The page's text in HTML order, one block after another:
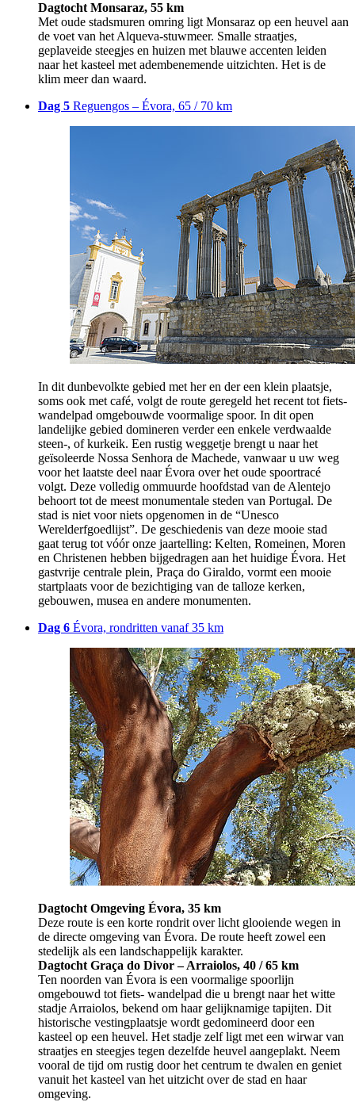
Dagtocht Monsaraz, 55 km
Met oude stadsmuren omring ligt Monsaraz op een heuvel aan
de voet van het Alqueva-stuwmeer. Smalle straatjes,
geplaveide steegjes en huizen met blauwe accenten leiden
naar het kasteel met adembenemende uitzichten. Het is de
klim meer dan waard.
Dag 5 Reguengos – Évora, 65 / 70 km
In dit dunbevolkte gebied met her en der een klein plaatsje,
soms ook met café, volgt de route geregeld het recent tot fiets-
wandelpad omgebouwde voormalige spoor. In dit open
landelijke gebied domineren verder een enkele verdwaalde
steen-, of kurkeik. Een rustig weggetje brengt u naar het
geïsoleerde Nossa Senhora de Machede, vanwaar u uw weg
voor het laatste deel naar Évora over het oude spoortracé
volgt. Deze volledig ommuurde hoofdstad van de Alentejo
behoort tot de meest monumentale steden van Portugal. De
stad is niet voor niets opgenomen in de “Unesco
Werelderfgoedlijst”. De geschiedenis van deze mooie stad
gaat terug tot vóór onze jaartelling: Kelten, Romeinen, Moren
en Christenen hebben bijgedragen aan het huidige Évora. Het
gastvrije centrale plein, Praça do Giraldo, vormt een mooie
startplaats voor de bezichtiging van de talloze kerken,
gebouwen, musea en andere monumenten.
Dag 6 Évora, rondritten vanaf 35 km
Dagtocht Omgeving Évora, 35 km
Deze route is een korte rondrit over licht glooiende wegen in
de directe omgeving van Évora. De route heeft zowel een
stedelijk als een landschappelijk karakter.
Dagtocht Graça do Divor – Arraiolos, 40 / 65 km
Ten noorden van Évora is een voormalige spoorlijn
omgebouwd tot fiets- wandelpad die u brengt naar het witte
stadje Arraiolos, bekend om haar gelijknamige tapijten. Dit
historische vestingplaatsje wordt gedomineerd door een
kasteel op een heuvel. Het stadje zelf ligt met een wirwar van
straatjes en steegjes tegen dezelfde heuvel aangeplakt. Neem
vooral de tijd om rustig door het centrum te dwalen en geniet
vanuit het kasteel van het uitzicht over de stad en haar
omgeving.